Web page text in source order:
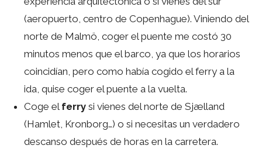
(aeropuerto, centro de Copenhague). Viniendo del
norte de Malmö, coger el puente me costó 30
minutos menos que el barco, ya que los horarios
coincidían, pero como había cogido el ferry a la
ida, quise coger el puente a la vuelta.
Coge el ferry si vienes del norte de Sjælland
(Hamlet, Kronborg…) o si necesitas un verdadero
descanso después de horas en la carretera.